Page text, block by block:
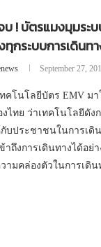
บ ! บัตรแมงมุมระ
ทุกระบบการเดินท
September 27,
คโนโลยีบัตร EMV ม
ไทย ว่าเทคโนโลยีดัง
บประชาชนในการเดิ
าถึงการเดินทางได้อย่
ามคล่องตัวในการเดิ